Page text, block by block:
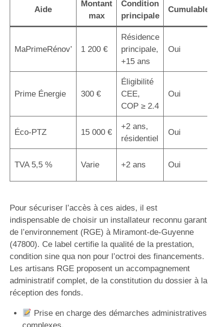
Aide
Montant
max
Condition
principale
Cumulable
MaPrimeRénov’ 1 200 €
Résidence
principale,
+15 ans
Oui
Prime Énergie 300 €
Éligibilité
CEE,
COP ≥ 2.4
Oui
Éco-PTZ 15 000 €
+2 ans,
résidentiel
Oui
TVA 5,5 % Varie +2 ans Oui
Pour sécuriser l’accès à ces aides, il est
indispensable de choisir un installateur reconnu garant
de l’environnement (RGE) à Miramont-de-Guyenne
(47800). Ce label certifie la qualité de la prestation,
condition sine qua non pour l’octroi des financements.
Les artisans RGE proposent un accompagnement
administratif complet, de la constitution du dossier à la
réception des fonds.
Prise en charge des démarches administratives